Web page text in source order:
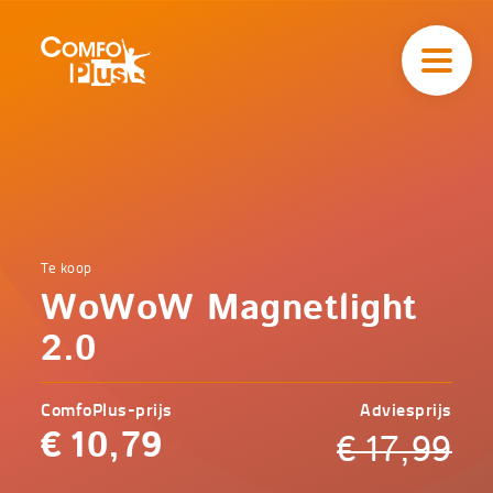
Home
Veilig
onderweg
WoWoW
Comfoplus
-
Te koop
WoWoW Magnetlight
2.0
ComfoPlus-prijs
€ 10,79
Adviesprijs
€17,99
navigatieComfoPlus